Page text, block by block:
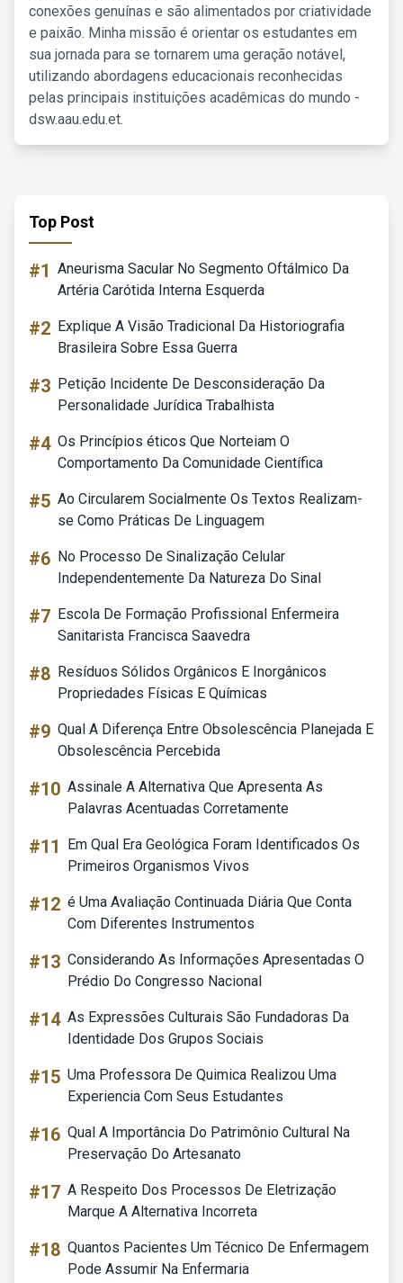
conexões genuínas e são alimentados por criatividade
e paixão. Minha missão é orientar os estudantes em
sua jornada para se tornarem uma geração notável,
utilizando abordagens educacionais reconhecidas
pelas principais instituições acadêmicas do mundo -
dsw.aau.edu.et.
Top Post
#1 Aneurisma Sacular No Segmento Oftálmico Da
Artéria Carótida Interna Esquerda
#2 Explique A Visão Tradicional Da Historiografia
Brasileira Sobre Essa Guerra
#3 Petição Incidente De Desconsideração Da
Personalidade Jurídica Trabalhista
#4 Os Princípios éticos Que Norteiam O
Comportamento Da Comunidade Científica
#5 Ao Circularem Socialmente Os Textos Realizam-
se Como Práticas De Linguagem
#6 No Processo De Sinalização Celular
Independentemente Da Natureza Do Sinal
#7 Escola De Formação Profissional Enfermeira
Sanitarista Francisca Saavedra
#8 Resíduos Sólidos Orgânicos E Inorgânicos
Propriedades Físicas E Químicas
#9 Qual A Diferença Entre Obsolescência Planejada E
Obsolescência Percebida
#10 Assinale A Alternativa Que Apresenta As
Palavras Acentuadas Corretamente
#11
Em Qual Era Geológica Foram Identificados Os
Primeiros Organismos Vivos
#12 é Uma Avaliação Continuada Diária Que Conta
Com Diferentes Instrumentos
#13 Considerando As Informações Apresentadas O
Prédio Do Congresso Nacional
#14 As Expressões Culturais São Fundadoras Da
Identidade Dos Grupos Sociais
#15 Uma Professora De Quimica Realizou Uma
Experiencia Com Seus Estudantes
#16 Qual A Importância Do Patrimônio Cultural Na
Preservação Do Artesanato
#17 A Respeito Dos Processos De Eletrização
Marque A Alternativa Incorreta
#18 Quantos Pacientes Um Técnico De Enfermagem
Pode Assumir Na Enfermaria